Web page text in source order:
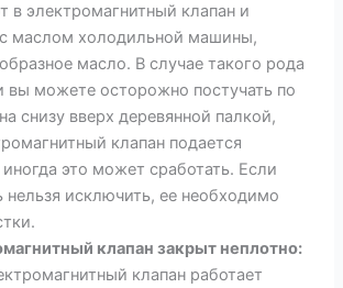
в электромагнитный клапан и
маслом холодильной машины,
масло. В случае такого рода
вы можете осторожно постучать по
снизу вверх деревянной палкой,
клапан подается
это может сработать. Если
нельзя исключить, ее необходимо
клапан закрыт неплотно:
клапан работает